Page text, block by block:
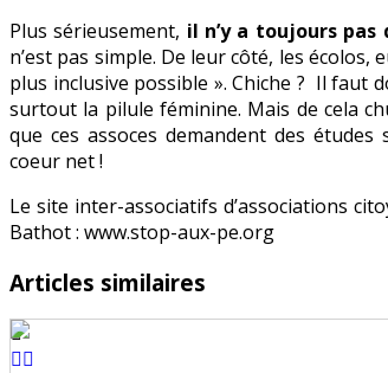
Plus sérieusement, il n’y a toujours
n’est pas simple. De leur côté, les
plus inclusive possible ». Chiche ? Il faut
surtout la pilule féminine. Mais de cela
que ces assoces demandent des
coeur net !
Le site inter-associatifs d’associations
Bathot : www.stop-aux-pe.org
Articles similaires